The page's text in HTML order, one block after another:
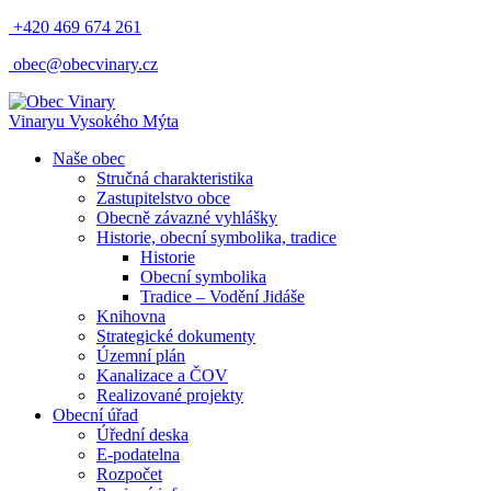
+420 469 674 261
obec@obecvinary.cz
Vinaryu Vysokého Mýta
Naše obec
Stručná charakteristika
Zastupitelstvo obce
Obecně závazné vyhlášky
Historie, obecní symbolika, tradice
Historie
Obecní symbolika
Tradice – Vodění Jidáše
Knihovna
Strategické dokumenty
Územní plán
Kanalizace a ČOV
Realizované projekty
Obecní úřad
Úřední deska
E-podatelna
Rozpočet